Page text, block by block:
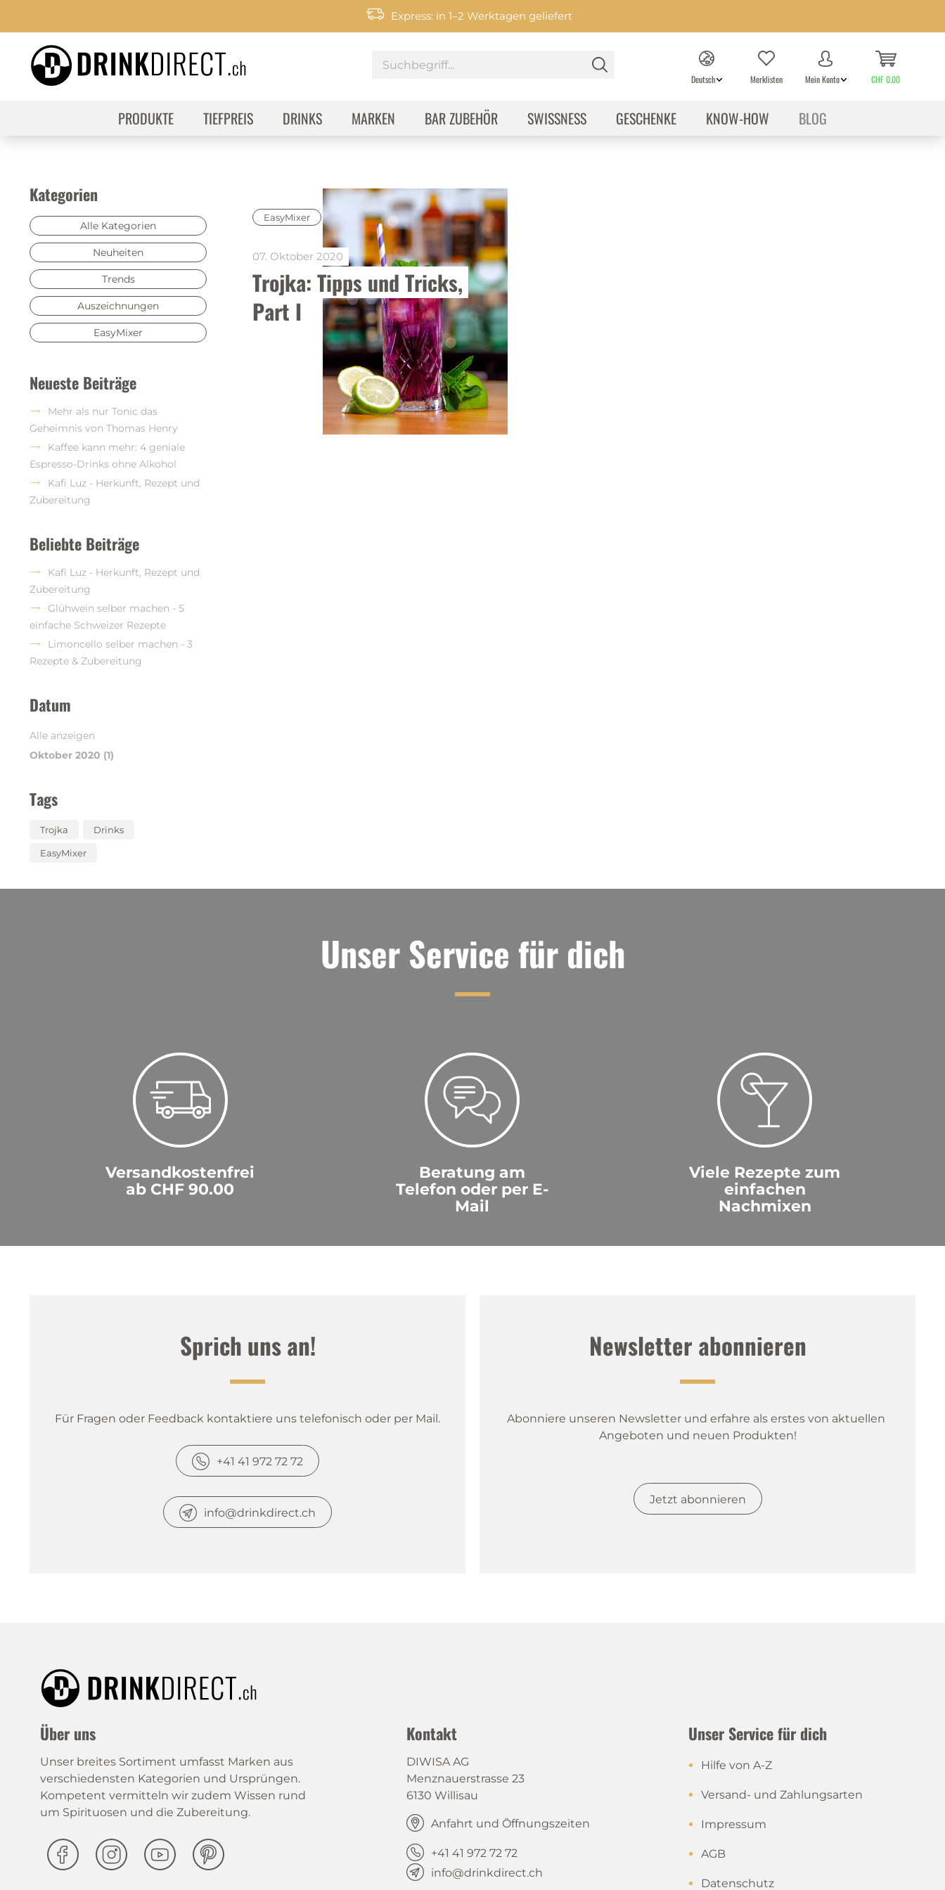
Express: in 1–2 Werktagen geliefert
Deutsch Merklisten Mein Konto CHF 0.00
PRODUKTE TIEFPREIS DRINKS MARKEN BAR ZUBEHÖR SWISSNESS GESCHENKE KNOW-HOW BLOG
Kategorien
Alle Kategorien
Neuheiten
Trends
Auszeichnungen
EasyMixer
Neueste Beiträge
Mehr als nur Tonic das
Geheimnis von Thomas Henry
Kaffee kann mehr: 4 geniale
Espresso-Drinks ohne Alkohol
Kafi Luz - Herkunft, Rezept und
Zubereitung
Beliebte Beiträge
Kafi Luz - Herkunft, Rezept und
Zubereitung
Glühwein selber machen - 5
einfache Schweizer Rezepte
Limoncello selber machen - 3
Rezepte & Zubereitung
Datum
Alle anzeigen
Oktober 2020 (1)
Tags
Trojka Drinks
EasyMixer
EasyMixer
Trojka: Tipps und Tricks,
Part I
07. Oktober 2020
Unser Service für dich
Versandkostenfrei
ab CHF 90.00
Beratung am
Telefon oder per E-
Mail
Viele Rezepte zum
einfachen
Nachmixen
Sprich uns an!
Für Fragen oder Feedback kontaktiere uns telefonisch oder per Mail.
+41 41 972 72 72
info@drinkdirect.ch
Newsletter abonnieren
Abonniere unseren Newsletter und erfahre als erstes von aktuellen
Angeboten und neuen Produkten!
Jetzt abonnieren
Über uns
Unser breites Sortiment umfasst Marken aus
verschiedensten Kategorien und Ursprüngen.
Kompetent vermitteln wir zudem Wissen rund
um Spirituosen und die Zubereitung.
Kontakt
DIWISA AG
Menznauerstrasse 23
6130 Willisau
Anfahrt und Öffnungszeiten
+41 41 972 72 72
info@drinkdirect.ch
Unser Service für dich
Hilfe von A-Z
Versand- und Zahlungsarten
Impressum
AGB
Datenschutz